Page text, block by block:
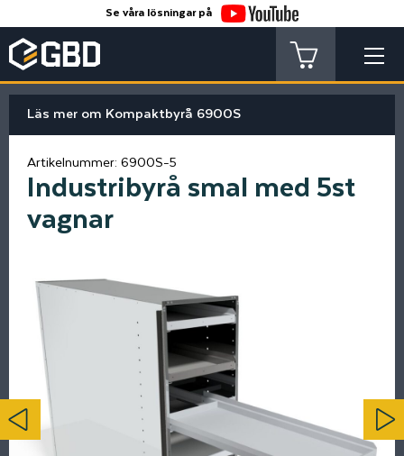
Se våra lösningar på
Läs mer om Kompaktbyrå 6900S
Artikelnummer: 6900S-5
Industribyrå smal med 5st
vagnar